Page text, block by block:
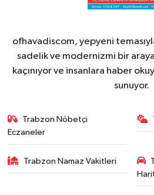
ofhavadiscom, yepyeni
sadelik ve modernizmi bir
kaçınıyor ve insanlara haber
sunuyor.
Trabzon Nöbetçi
Eczaneler
Trabzon Namaz Vakitleri